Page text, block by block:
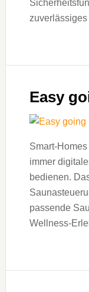
Easy
Smart-
immer
bedienen.
passende
Wellness-